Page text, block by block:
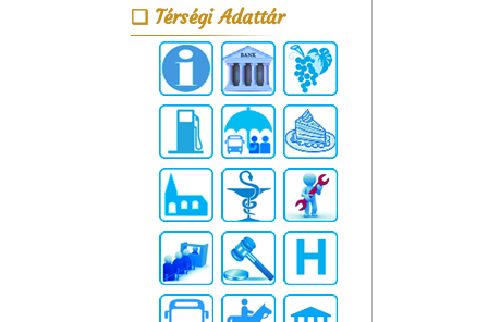
Térségi Adattár